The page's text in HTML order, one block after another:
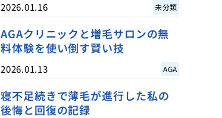
2026.01.16 未分類
AGAクリニックと増毛サロンの無
料体験を使い倒す賢い技
2026.01.13 AGA
寝不足続きで薄毛が進行した私の
後悔と回復の記録